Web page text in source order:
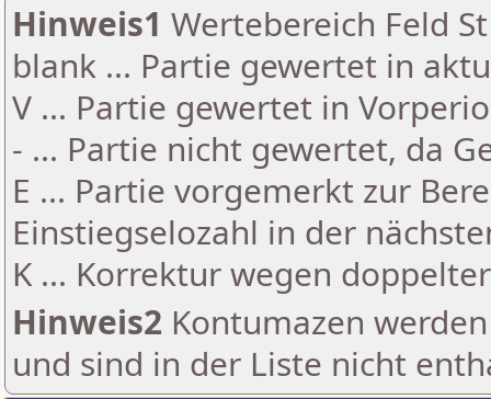
Hinweis1 Wertebereich Feld
blank ... Partie gewertet in
V ... Partie gewertet in
- ... Partie nicht gewertet, da
E ... Partie vorgemerkt zur
Einstiegselozahl in der
K ... Korrektur wegen
Hinweis2 Kontumazen
und sind in der Liste nicht